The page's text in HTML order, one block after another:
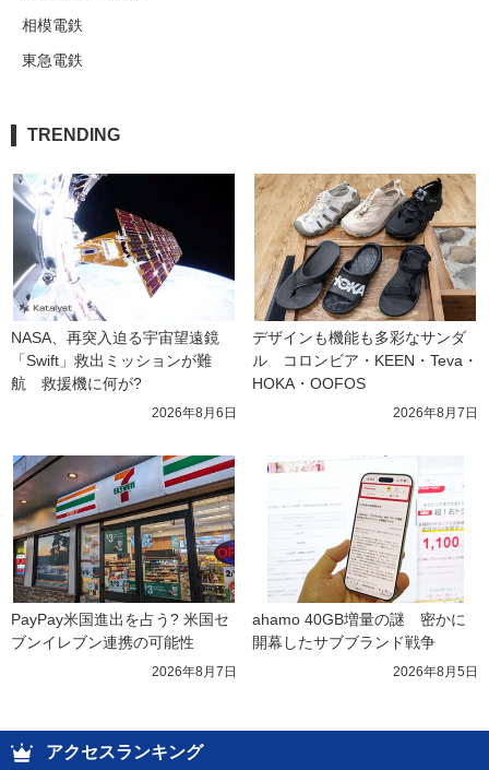
相模電鉄
東急電鉄
TRENDING
NASA、再突入迫る宇宙望遠鏡
「Swift」救出ミッションが難
航　救援機に何が?
2026年8月6日
デザインも機能も多彩なサンダ
ル　コロンビア・KEEN・Teva・
HOKA・OOFOS
2026年8月7日
PayPay米国進出を占う? 米国セ
ブンイレブン連携の可能性
2026年8月7日
ahamo 40GB増量の謎　密かに
開幕したサブブランド戦争
2026年8月5日
アクセスランキング